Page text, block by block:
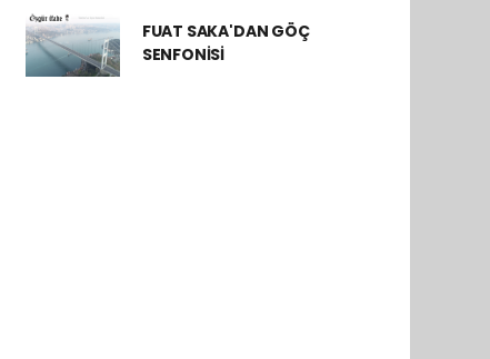
FUAT SAKA'DAN GÖÇ
SENFONİSİ